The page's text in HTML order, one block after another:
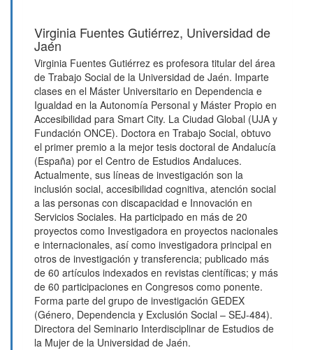
Virginia Fuentes Gutiérrez, Universidad de
Jaén
Virginia Fuentes Gutiérrez es profesora titular del área
de Trabajo Social de la Universidad de Jaén. Imparte
clases en el Máster Universitario en Dependencia e
Igualdad en la Autonomía Personal y Máster Propio en
Accesibilidad para Smart City. La Ciudad Global (UJA y
Fundación ONCE). Doctora en Trabajo Social, obtuvo
el primer premio a la mejor tesis doctoral de Andalucía
(España) por el Centro de Estudios Andaluces.
Actualmente, sus líneas de investigación son la
inclusión social, accesibilidad cognitiva, atención social
a las personas con discapacidad e Innovación en
Servicios Sociales. Ha participado en más de 20
proyectos como Investigadora en proyectos nacionales
e internacionales, así como investigadora principal en
otros de investigación y transferencia; publicado más
de 60 artículos indexados en revistas científicas; y más
de 60 participaciones en Congresos como ponente.
Forma parte del grupo de investigación GEDEX
(Género, Dependencia y Exclusión Social – SEJ-484).
Directora del Seminario Interdisciplinar de Estudios de
la Mujer de la Universidad de Jaén.